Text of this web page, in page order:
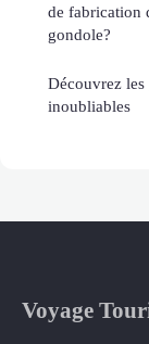
de fabrication
gondole?
Découvrez les
inoubliables
Voyage